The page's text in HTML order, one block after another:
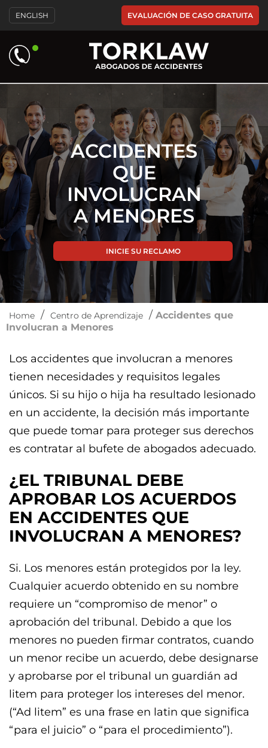
Please
note:
This
includes
an
ENGLISH EVALUACIÓN DE CASO GRATUITA
ACCIDENTES
QUE
INVOLUCRAN
A MENORES
INICIE SU RECLAMO
Home / Centro de Aprendizaje / Accidentes que
Involucran a Menores
Los accidentes que involucran a menores
tienen necesidades y requisitos legales
únicos. Si su hijo o hija ha resultado lesionado
en un accidente, la decisión más importante
que puede tomar para proteger sus derechos
es contratar al bufete de abogados adecuado.
¿EL TRIBUNAL DEBE
APROBAR LOS ACUERDOS
EN ACCIDENTES QUE
INVOLUCRAN A MENORES?
Si. Los menores están protegidos por la ley.
Cualquier acuerdo obtenido en su nombre
requiere un “compromiso de menor” o
aprobación del tribunal. Debido a que los
menores no pueden firmar contratos, cuando
un menor recibe un acuerdo, debe designarse
y aprobarse por el tribunal un guardián ad
litem para proteger los intereses del menor.
(“Ad litem” es una frase en latin que significa
“para el juicio” o “para el procedimiento”).